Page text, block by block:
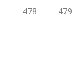
Páginas
478
479